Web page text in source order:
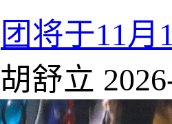
将于11月
胡舒立